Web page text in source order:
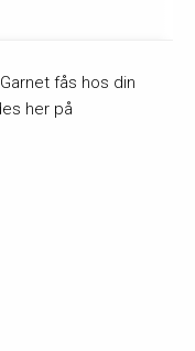
fås hos din
her på